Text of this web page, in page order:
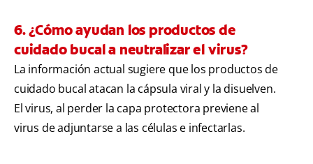
6. ¿Cómo ayudan los productos de
cuidado bucal a neutralizar el virus?
La información actual sugiere que los productos de
cuidado bucal atacan la cápsula viral y la disuelven.
El virus, al perder la capa protectora previene al
virus de adjuntarse a las células e infectarlas.